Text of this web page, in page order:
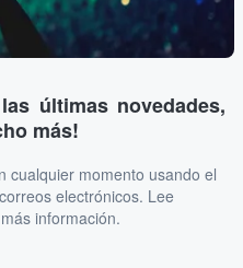
últimas novedades,
más!
cualquier momento usando el
electrónicos. Lee
información.